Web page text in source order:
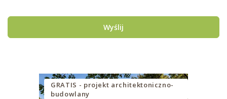
Wyślij
GRATIS - projekt architektoniczno-
budowlany